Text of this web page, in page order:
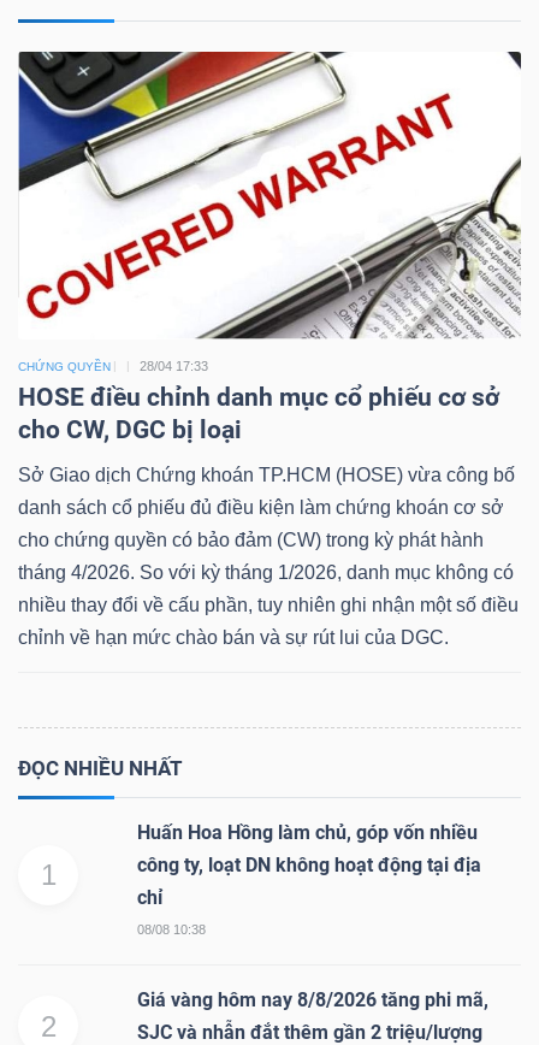
CHỨNG QUYỀN 28/04 17:33
HOSE điều chỉnh danh mục cổ phiếu cơ sở
cho CW, DGC bị loại
Sở Giao dịch Chứng khoán TP.HCM (HOSE) vừa công bố
danh sách cổ phiếu đủ điều kiện làm chứng khoán cơ sở
cho chứng quyền có bảo đảm (CW) trong kỳ phát hành
tháng 4/2026. So với kỳ tháng 1/2026, danh mục không có
nhiều thay đổi về cấu phần, tuy nhiên ghi nhận một số điều
chỉnh về hạn mức chào bán và sự rút lui của DGC.
ĐỌC NHIỀU NHẤT
1
Huấn Hoa Hồng làm chủ, góp vốn nhiều
công ty, loạt DN không hoạt động tại địa
chỉ
08/08 10:38
2
Giá vàng hôm nay 8/8/2026 tăng phi mã,
SJC và nhẫn đắt thêm gần 2 triệu/lượng